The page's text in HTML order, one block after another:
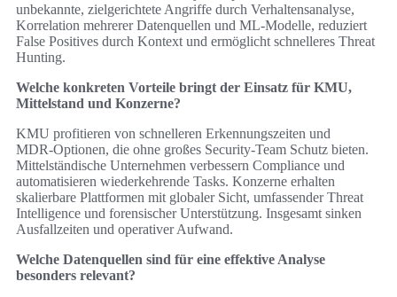
unbekannte, zielgerichtete Angriffe durch Verhaltensanalyse,
Korrelation mehrerer Datenquellen und ML-Modelle, reduziert
False Positives durch Kontext und ermöglicht schnelleres Threat
Hunting.
Welche konkreten Vorteile bringt der Einsatz für KMU,
Mittelstand und Konzerne?
KMU profitieren von schnelleren Erkennungszeiten und
MDR‑Optionen, die ohne großes Security-Team Schutz bieten.
Mittelständische Unternehmen verbessern Compliance und
automatisieren wiederkehrende Tasks. Konzerne erhalten
skalierbare Plattformen mit globaler Sicht, umfassender Threat
Intelligence und forensischer Unterstützung. Insgesamt sinken
Ausfallzeiten und operativer Aufwand.
Welche Datenquellen sind für eine effektive Analyse
besonders relevant?